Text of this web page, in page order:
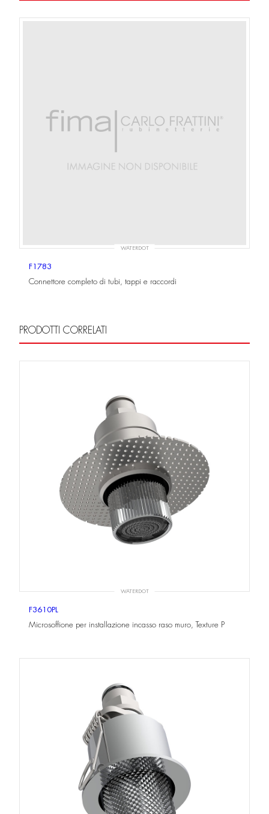
WATERDOT
F1783
Connettore completo di tubi, tappi e raccordi
PRODOTTI CORRELATI
WATERDOT
F3610PL
Microsoffione per installazione incasso raso muro, Texture P